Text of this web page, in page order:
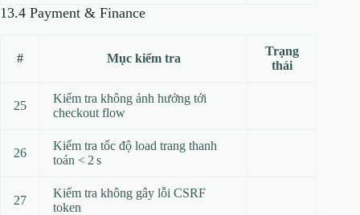
13.4 Payment & Finance
# Mục kiểm tra
Trạng
thái
25
Kiểm tra không ảnh hưởng tới
checkout flow
26
Kiểm tra tốc độ load trang thanh
toán < 2 s
27
Kiểm tra không gây lỗi CSRF
token